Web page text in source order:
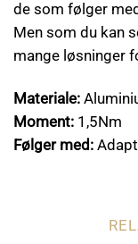
de som følger
Men som du kan
mange løsninger
Materiale:
Moment: 1,5Nm
Følger med: